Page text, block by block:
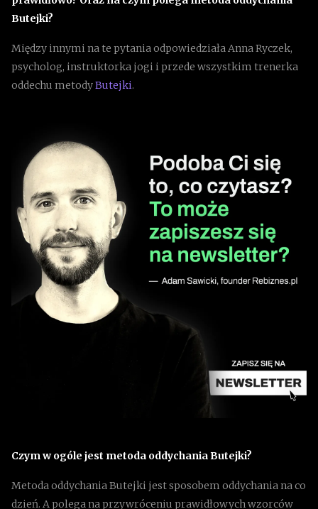
Butejki?
Między innymi na te pytania odpowiedziała Anna Ryczek,
psycholog, instruktorka jogi i przede wszystkim trenerka
oddechu metodyButejki.
Czym w ogóle jest metoda oddychania Butejki?
Metoda oddychania Butejki jest sposobem oddychania na co
dzień. A polega na przywróceniu prawidłowych wzorców